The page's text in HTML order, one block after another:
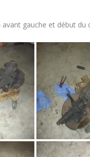
gauche et début